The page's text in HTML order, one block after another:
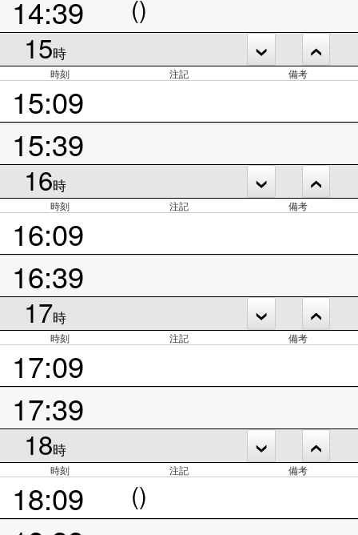
14:39
()
15時
時刻 注記 備考
15:09
15:39
16時
時刻 注記 備考
16:09
16:39
17時
時刻 注記 備考
17:09
17:39
18時
時刻 注記 備考
18:09 ()